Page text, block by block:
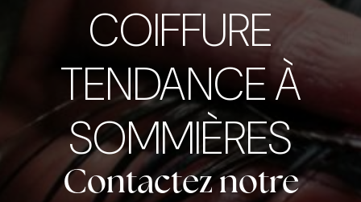
COIFFURE
TENDANCE À
SOMMIÈRES
Contactez notre